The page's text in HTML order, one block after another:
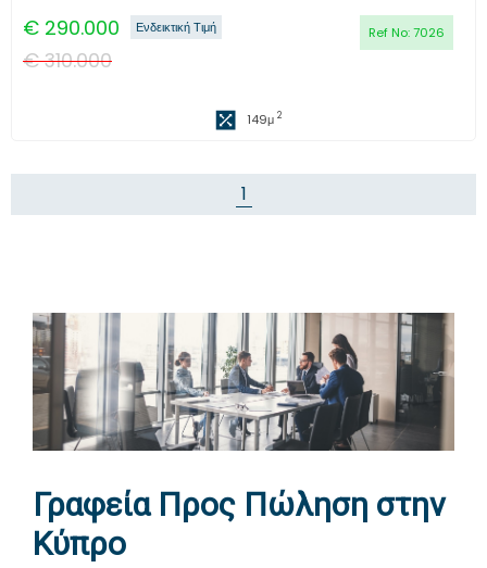
€ 290.000 Ref No:7026
Ενδεικτική Τιμή
€310.000
149μ 2
1
Γραφεία Προς Πώληση στην
Κύπρο